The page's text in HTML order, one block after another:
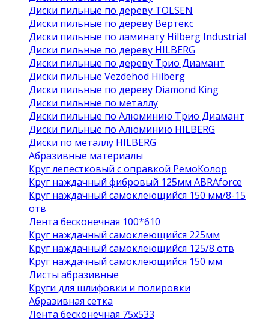
Диски пильные по дереву TOLSEN
Диски пильные по дереву Вертекс
Диски пильные по ламинату Hilberg Industrial
Диски пильные по дереву HILBERG
Диски пильные по дереву Трио Диамант
Диски пильные Vezdehod Hilberg
Диски пильные по дереву Diamond King
Диски пильные по металлу
Диски пильные по Алюминию Трио Диамант
Диски пильные по Алюминию HILBERG
Диски по металлу HILBERG
Абразивные материалы
Круг лепестковый с оправкой РемоКолор
Круг наждачный фибровый 125мм ABRAforce
Круг наждачный самоклеющийся 150 мм/8-15
отв
Лента бесконечная 100*610
Круг наждачный самоклеющийся 225мм
Круг наждачный самоклеющийся 125/8 отв
Круг наждачный самоклеющийся 150 мм
Листы абразивные
Круги для шлифовки и полировки
Абразивная сетка
Лента бесконечная 75х533